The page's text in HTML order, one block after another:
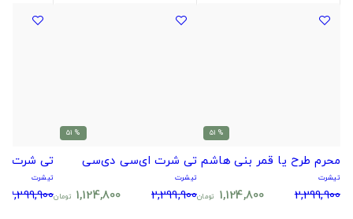
% 51
محرم طرح یا قمر بنی هاشم
تیشرت
2,299,900
1,124,800 تومان
% 51
تی شرت ای‌سی دی‌سی
تیشرت
2,299,900
1,124,800 تومان
تی شرت
تیشرت
2,299,900